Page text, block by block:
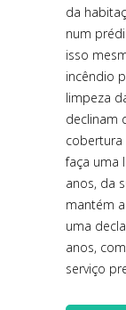
da
num
isso
incêndio
limpeza
declinam
cobertura
faça uma
anos, da
mantém
uma
anos,
serviço